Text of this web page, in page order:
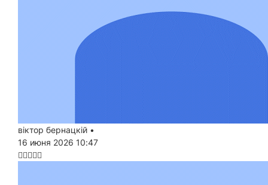
віктор бернацкій •
16 июня 2026 10:47